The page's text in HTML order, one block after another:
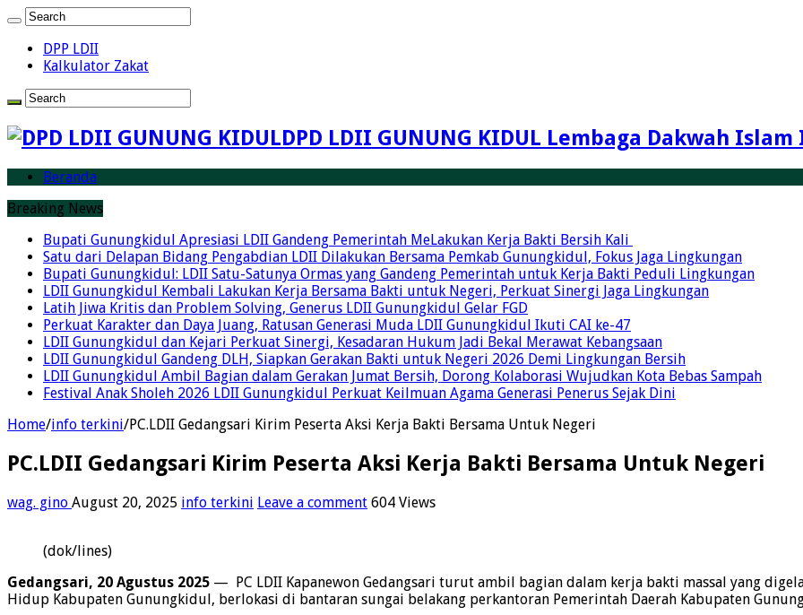
DPP LDII
Kalkulator Zakat
DPD LDII GUNUNG KIDUL Lembaga Dakwah
Beranda
Breaking News
Bupati Gunungkidul Apresiasi LDII Gandeng Pemerintah MeLakukan Kerja Bakti Bersih Kali ‎
Satu dari Delapan Bidang Pengabdian LDII Dilakukan Bersama Pemkab Gunungkidul, Fokus Jaga Lingkungan
Bupati Gunungkidul: LDII Satu-Satunya Ormas yang Gandeng Pemerintah untuk Kerja Bakti Peduli Lingkungan
LDII Gunungkidul Kembali Lakukan Kerja Bersama Bakti untuk Negeri, Perkuat Sinergi Jaga Lingkungan
Latih Jiwa Kritis dan Problem Solving, Generus LDII Gunungkidul Gelar FGD
Perkuat Karakter dan Daya Juang, Ratusan Generasi Muda LDII Gunungkidul Ikuti CAI ke-47
LDII Gunungkidul dan Kejari Perkuat Sinergi, Kesadaran Hukum Jadi Bekal Merawat Kebangsaan
LDII Gunungkidul Gandeng DLH, Siapkan Gerakan Bakti untuk Negeri 2026 Demi Lingkungan Bersih
LDII Gunungkidul Ambil Bagian dalam Gerakan Jumat Bersih, Dorong Kolaborasi Wujudkan Kota Bebas Sampah
Festival Anak Sholeh 2026 LDII Gunungkidul Perkuat Keilmuan Agama Generasi Penerus Sejak Dini
Home/info terkini/PC.LDII Gedangsari Kirim Peserta Aksi Kerja Bakti Bersama Untuk Negeri
PC.LDII Gedangsari Kirim Peserta Aksi Kerja Bakti Bersama Untuk Negeri
wag. gino August 20, 2025 info terkini Leave a comment 604 Views
(dok/lines)
Gedangsari, 20 Agustus 2025 — PC LDII Kapanewon Gedangsari turut ambil bagian dalam kerja bakti massal yang
Hidup Kabupaten Gunungkidul, berlokasi di bantaran sungai belakang perkantoran Pemerintah Daerah Kabupaten